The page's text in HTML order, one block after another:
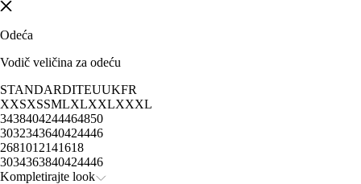
Odeća
Vodič veličina za odeću
STANDARDITEUUKFR
XXSXSSMLXLXXLXXXL
3438404244464850
3032343640424446
2681012141618
3034363840424446
Kompletirajte look